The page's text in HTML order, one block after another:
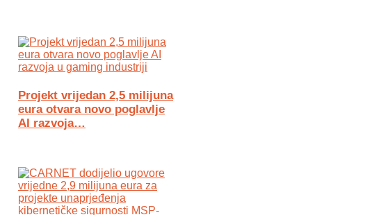
Projekt vrijedan 2,5 milijuna
eura otvara novo poglavlje
AI razvoja…